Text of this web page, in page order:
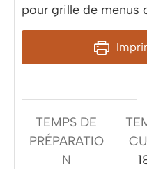
pour grille de menus
TEMPS DE
PRÉPARATIO
N